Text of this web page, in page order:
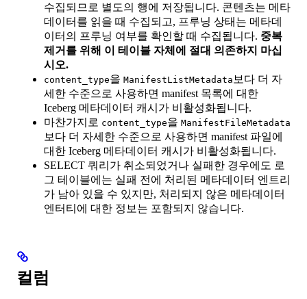
수집되므로 별도의 행에 저장됩니다. 콘텐츠는 메타
데이터를 읽을 때 수집되고, 프루닝 상태는 메타데
이터의 프루닝 여부를 확인할 때 수집됩니다. 중복
제거를 위해 이 테이블 자체에 절대 의존하지 마십
시오.
content_type을 ManifestListMetadata 보다 더 자
세한 수준으로 사용하면 manifest 목록에 대한
Iceberg 메타데이터 캐시가 비활성화됩니다.
마찬가지로 content_type을 ManifestFileMetadata
보다 더 자세한 수준으로 사용하면 manifest 파일에
대한 Iceberg 메타데이터 캐시가 비활성화됩니다.
SELECT 쿼리가 취소되었거나 실패한 경우에도 로
그 테이블에는 실패 전에 처리된 메타데이터 엔트리
가 남아 있을 수 있지만, 처리되지 않은 메타데이터
엔터티에 대한 정보는 포함되지 않습니다.
컬럼